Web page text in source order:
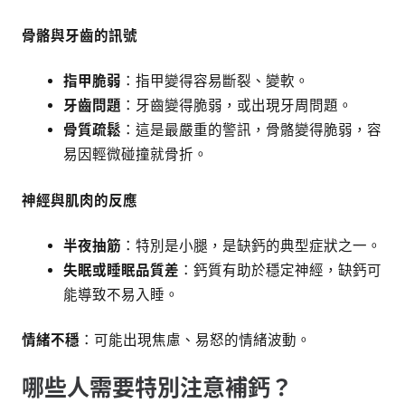
骨骼與牙齒的訊號
指甲脆弱 ：指甲變得容易斷裂、變軟。
牙齒問題 ：牙齒變得脆弱，或出現牙周問題。
骨質疏鬆 ：這是最嚴重的警訊，骨骼變得脆弱，容
易因輕微碰撞就骨折。
神經與肌肉的反應
半夜抽筋 ：特別是小腿，是缺鈣的典型症狀之一。
失眠或睡眠品質差 ：鈣質有助於穩定神經，缺鈣可
能導致不易入睡。
情緒不穩 ：可能出現焦慮、易怒的情緒波動。
哪些人需要特別注意補鈣？